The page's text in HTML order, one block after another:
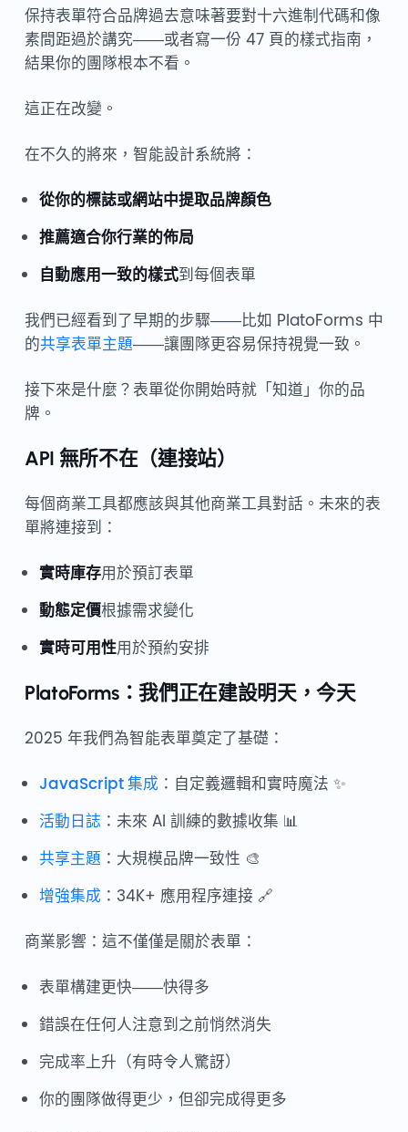
保持表單符合品牌過去意味著要對十六進制代碼和像
素間距過於講究——或者寫一份 47 頁的樣式指南，
結果你的團隊根本不看。
這正在改變。
在不久的將來，智能設計系統將：
從你的標誌或網站中提取品牌顏色
推薦適合你行業的佈局
自動應用一致的樣式到每個表單
我們已經看到了早期的步驟——比如 PlatoForms 中
的共享表單主題——讓團隊更容易保持視覺一致。
接下來是什麼？表單從你開始時就「知道」你的品
牌。
API 無所不在（連接站）
每個商業工具都應該與其他商業工具對話。未來的表
單將連接到：
實時庫存用於預訂表單
動態定價根據需求變化
實時可用性用於預約安排
PlatoForms：我們正在建設明天，今天
2025 年我們為智能表單奠定了基礎：
JavaScript 集成 ：自定義邏輯和實時魔法 ✨
活動日誌 ：未來 AI 訓練的數據收集 📊
共享主題 ：大規模品牌一致性 🎨
增強集成 ：34K+ 應用程序連接 🔗
商業影響：這不僅僅是關於表單：
表單構建更快——快得多
錯誤在任何人注意到之前悄然消失
完成率上升（有時令人驚訝）
你的團隊做得更少，但卻完成得更多